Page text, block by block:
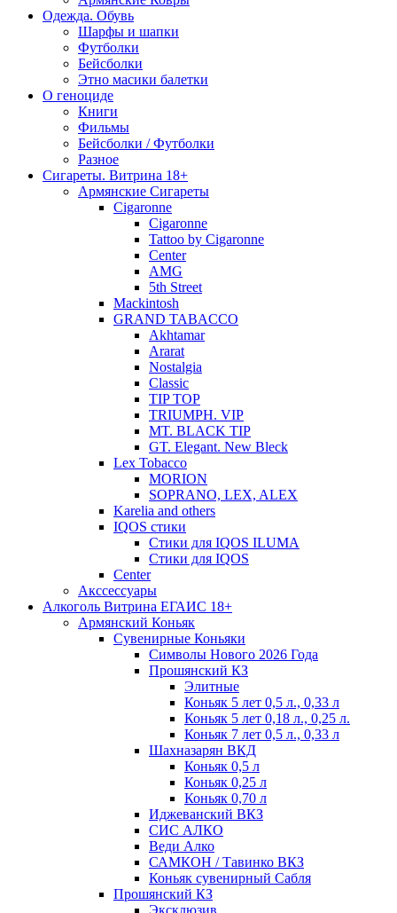
Одежда. Обувь
Шарфы и шапки
Футболки
Бейсболки
Этно масики балетки
О геноциде
Книги
Фильмы
Бейсболки / Футболки
Разное
Сигареты. Витрина 18+
Армянские Сигареты
Cigaronne
Cigaronne
Tattoo by Cigaronne
Center
AMG
5th Street
Mackintosh
GRAND TABACCO
Akhtamar
Ararat
Nostalgia
Classic
TIP TOP
TRIUMPH. VIP
MT. BLACK TIP
GT. Elegant. New Bleck
Lex Tobacco
MORION
SOPRANO, LEX, ALEX
Karelia and others
IQOS стики
Стики для IQOS ILUMA
Стики для IQOS
Сenter
Акссессуары
Алкоголь Витрина ЕГАИС 18+
Армянский Коньяк
Сувенирные Коньяки
Символы Нового 2026 Года
Прошянский КЗ
Элитные
Коньяк 5 лет 0,5 л., 0,33 л
Коньяк 5 лет 0,18 л., 0,25 л.
Коньяк 7 лет 0,5 л., 0,33 л
Шахназарян ВКД
Коньяк 0,5 л
Коньяк 0,25 л
Коньяк 0,70 л
Иджеванский ВКЗ
СИС АЛКО
Веди Алко
САМКОН / Тавинко ВКЗ
Коньяк сувенирный Сабля
Прошянский КЗ
Эксклюзив